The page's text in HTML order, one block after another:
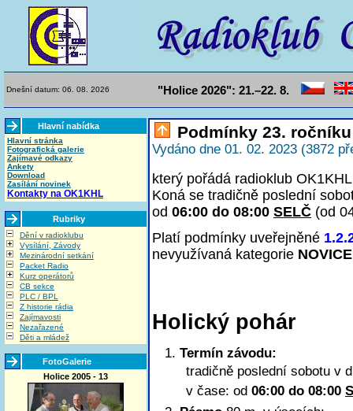
Dnešní datum: 06. 08. 2026 "Holice 2026": 21.–22. 8.
Hlavní nabídka
Hlavní stránka
Fotografická galerie
Zajímavé odkazy
Ankety
Download
Zasílání novinek
Kontakty na OK1KHL
Rubriky
Dění v radioklubu
Vysílání, Závody
Mezinárodní setkání
Packet Radio
Kurz operátorů
CB sekce
PLC / BPL
Z historie rádia
Zajímavosti
Nezařazené
Děti a mládež
FotoGalerie
Holice 2005 - 13
Podmínky 23.
Vydáno dne 01. 02. 2023 (3872
který pořádá radioklub
Koná se tradičně poslední
od 06:00 do 08:00 SELČ (od
Platí podmínky uveřejněné
nevyužívaná kategorie NOVICE
Holický pohár
Termín závodu:
tradičně poslední sobotu v
v čase: od 06:00 do 08:00